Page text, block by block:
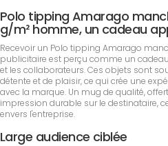
Polo tipping Amarago
g/m² homme, un cadeau
Recevoir un Polo tipping Amarago
publicitaire est perçu comme un
et les collaborateurs. Ces objets sont
détente et de plaisir, ce qui crée une
avec la marque. Un mug de qualité,
impression durable sur le destinataire,
envers l'entreprise.
Large audience ciblée